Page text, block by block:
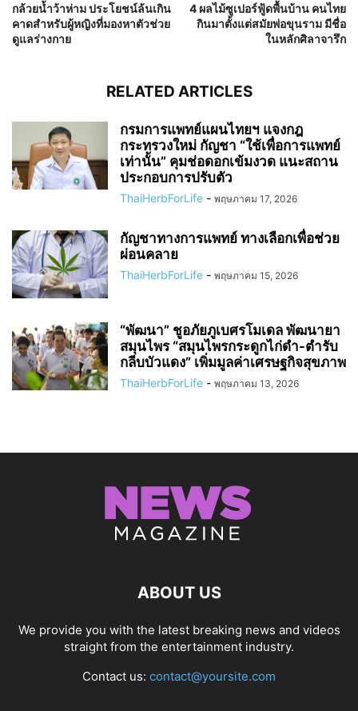
กล้วยน้ำว้าห่าม ประโยชน์ล้นเกิน
คาดสำหรับผู้หญิงที่มองหาตัวช่วย
ดูแลร่างกาย
4 ผลไม้ซูเปอร์ฟู้ดพื้นบ้าน คนไทย
กินมาตั้งแต่สมัยพ่อขุนราม มีชื่อ
ในหลักศิลาจารึก
RELATED ARTICLES
กรมการแพทย์แผนไทยฯ แจงกฎ
กระทรวงใหม่ กัญชา “ใช้เพื่อการแพทย์
เท่านั้น” คุมช่อดอกเข้มงวด แนะสถาน
ประกอบการปรับตัว
ThaiHerbForLife - พฤษภาคม 17, 2026
กัญชาทางการแพทย์ ทางเลือกเพื่อช่วย
ผ่อนคลาย
ThaiHerbForLife - พฤษภาคม 15, 2026
“พัฒนา” ชูอภัยภูเบศรโมเดล พัฒนายา
สมุนไพร “สมุนไพรกระดูกไก่ดำ-ตำรับ
กลีบบัวแดง” เพิ่มมูลค่าเศรษฐกิจสุขภาพ
ThaiHerbForLife - พฤษภาคม 13, 2026
ABOUT US
We provide you with the latest breaking news and videos
straight from the entertainment industry.
Contact us: contact@yoursite.com